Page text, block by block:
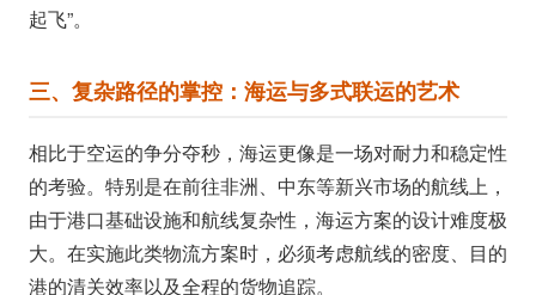
起飞”。
三、复杂路径的掌控：海运与多式联运的艺术
相比于空运的争分夺秒，海运更像是一场对耐力和稳定性
的考验。特别是在前往非洲、中东等新兴市场的航线上，
由于港口基础设施和航线复杂性，海运方案的设计难度极
大。在实施此类物流方案时，必须考虑航线的密度、目的
港的清关效率以及全程的货物追踪。